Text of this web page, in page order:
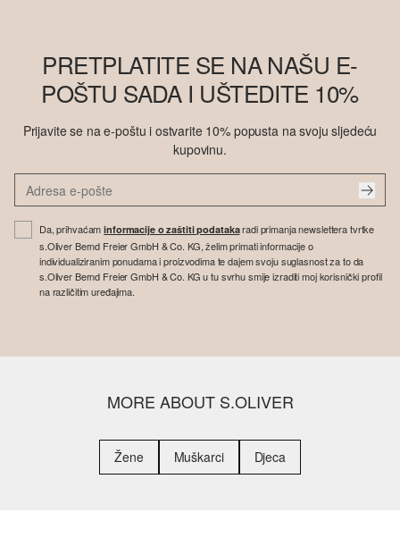
PRETPLATITE SE NA NAŠU E-
POŠTU SADA I UŠTEDITE 10%
Prijavite se na e-poštu i ostvarite 10% popusta na svoju sljedeću
kupovinu.
Da, prihvaćaminformacije o zaštiti podatakaradi primanja newslettera tvrtke
s.Oliver Bernd Freier GmbH & Co. KG, želim primati informacije o
individualiziranim ponudama i proizvodima te dajem svoju suglasnost za to da
s.Oliver Bernd Freier GmbH & Co. KG u tu svrhu smije izraditi moj korisnički profil
na različitim uređajima.
MORE ABOUT S.OLIVER
Žene Muškarci Djeca